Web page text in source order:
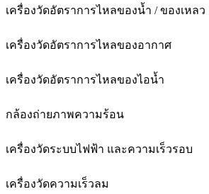
เครื่องวัดอัตราการไหลของน้ำ / ของเหลว
เครื่องวัดอัตราการไหลของอากาศ
เครื่องวัดอัตราการไหลของไอน้ำ
กล้องถ่ายภาพความร้อน
เครื่องวัดระบบไฟฟ้า และความเร็วรอบ
เครื่องวัดความเร็วลม